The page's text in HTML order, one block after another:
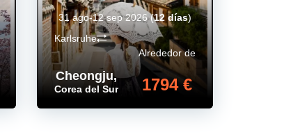
Cheongju,
Corea del Sur
Alrededor de
1794 €
Karlsruhe
31 ago-12 sep 2026(12 días)